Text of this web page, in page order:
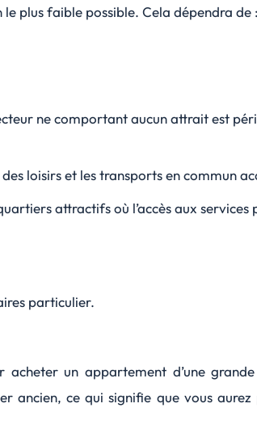
plus faible possible. Cela dépendra de :
ne comportant aucun attrait est
loisirs et les transports en commun
attractifs où l’accès aux services
particulier.
acheter un appartement d’une
ancien, ce qui signifie que vous